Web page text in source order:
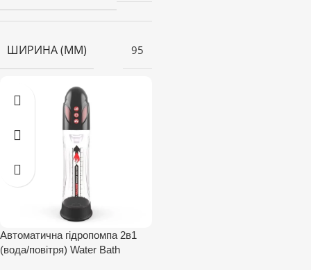
ШИРИНА (ММ) 95
Автоматична гідропомпа 2в1
(вода/повітря) Water Bath